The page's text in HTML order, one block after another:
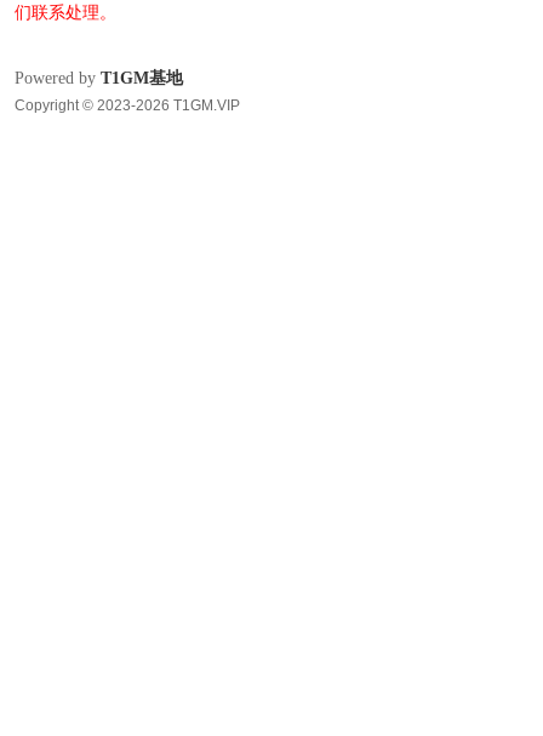
们联系处理。
Powered by T1GM基地
Copyright © 2023-2026 T1GM.VIP